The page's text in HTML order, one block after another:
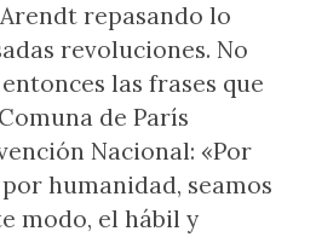
repasando lo
revoluciones. No
las frases que
de París
Nacional: «Por
humanidad, seamos
modo, el hábil y